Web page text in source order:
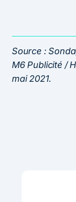
Source :
M6 Publicité /
mai 2021.